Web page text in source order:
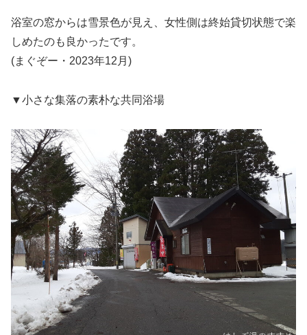
浴室の窓からは雪景色が見え、女性側は終始貸切状態で楽
しめたのも良かったです。
(まぐぞー・2023年12月)
▼小さな集落の素朴な共同浴場